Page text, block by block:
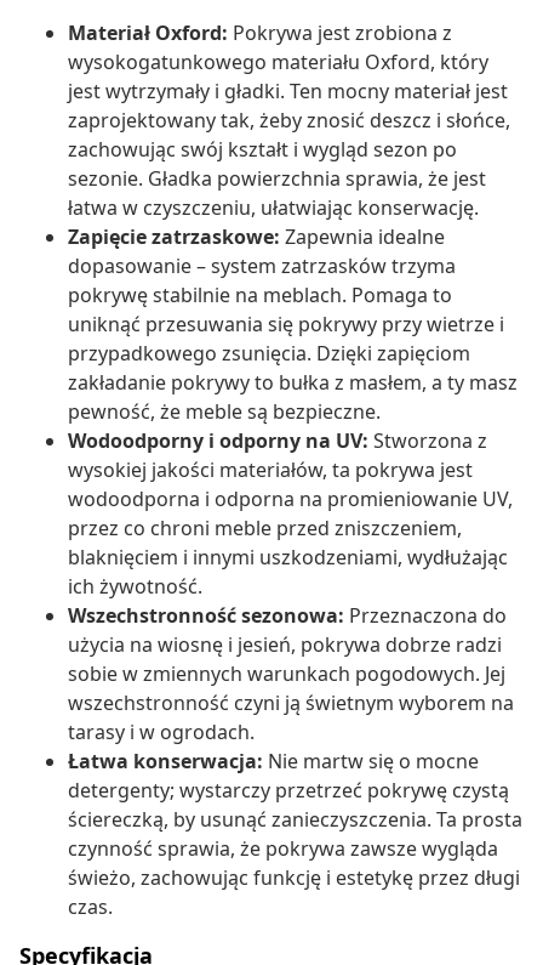
Materiał Oxford: Pokrywa jest zrobiona z
wysokogatunkowego materiału Oxford, który
jest wytrzymały i gładki. Ten mocny materiał jest
zaprojektowany tak, żeby znosić deszcz i słońce,
zachowując swój kształt i wygląd sezon po
sezonie. Gładka powierzchnia sprawia, że jest
łatwa w czyszczeniu, ułatwiając konserwację.
Zapięcie zatrzaskowe: Zapewnia idealne
dopasowanie – system zatrzasków trzyma
pokrywę stabilnie na meblach. Pomaga to
uniknąć przesuwania się pokrywy przy wietrze i
przypadkowego zsunięcia. Dzięki zapięciom
zakładanie pokrywy to bułka z masłem, a ty masz
pewność, że meble są bezpieczne.
Wodoodporny i odporny na UV: Stworzona z
wysokiej jakości materiałów, ta pokrywa jest
wodoodporna i odporna na promieniowanie UV,
przez co chroni meble przed zniszczeniem,
blaknięciem i innymi uszkodzeniami, wydłużając
ich żywotność.
Wszechstronność sezonowa: Przeznaczona do
użycia na wiosnę i jesień, pokrywa dobrze radzi
sobie w zmiennych warunkach pogodowych. Jej
wszechstronność czyni ją świetnym wyborem na
tarasy i w ogrodach.
Łatwa konserwacja: Nie martw się o mocne
detergenty; wystarczy przetrzeć pokrywę czystą
ściereczką, by usunąć zanieczyszczenia. Ta prosta
czynność sprawia, że pokrywa zawsze wygląda
świeżo, zachowując funkcję i estetykę przez długi
czas.
Specyfikacja